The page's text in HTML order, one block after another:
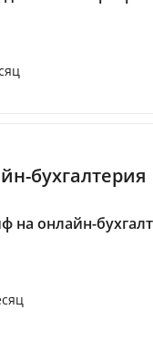
бухгалтерия
на онлайн-